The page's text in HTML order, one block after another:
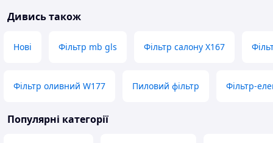
Дивись також
Нові Фільтр mb gls Фільтр салону X167
Фільтр оливний W177 Пиловий фільтр Фільтр-
Популярні категорії